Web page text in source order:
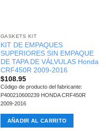
GASKETS KIT
KIT DE EMPAQUES
SUPERIORES SIN EMPAQUE
DE TAPA DE VÁLVULAS Honda
CRF450R 2009-2016
$108.95
Código de producto del fabricante:
P400210600239 HONDA CRF450R
2009-2016
AÑADIR AL CARRITO